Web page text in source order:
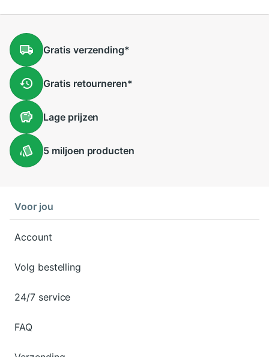
Gratis verzending*
Gratis retourneren*
Lageprijzen
5 miljoen producten
Voor jou
Account
Volg bestelling
24/7 service
FAQ